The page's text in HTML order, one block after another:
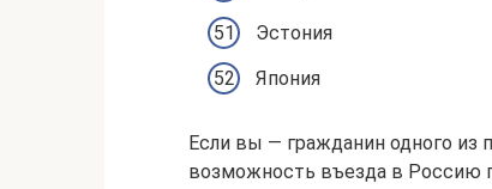
Эстония
Япония
Если вы — гражданин одного из
возможность въезда в Россию